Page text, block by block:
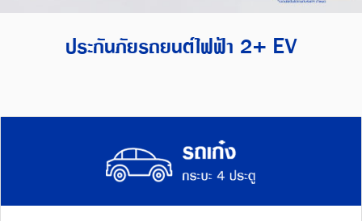
ประกันภัยรถยนต์ไฟฟ้า 2+ EV